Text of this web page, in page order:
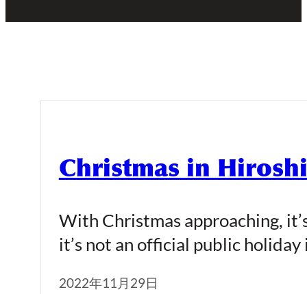
Christmas in
With Christmas approaching,
it’s not an official public
2022年11月29日